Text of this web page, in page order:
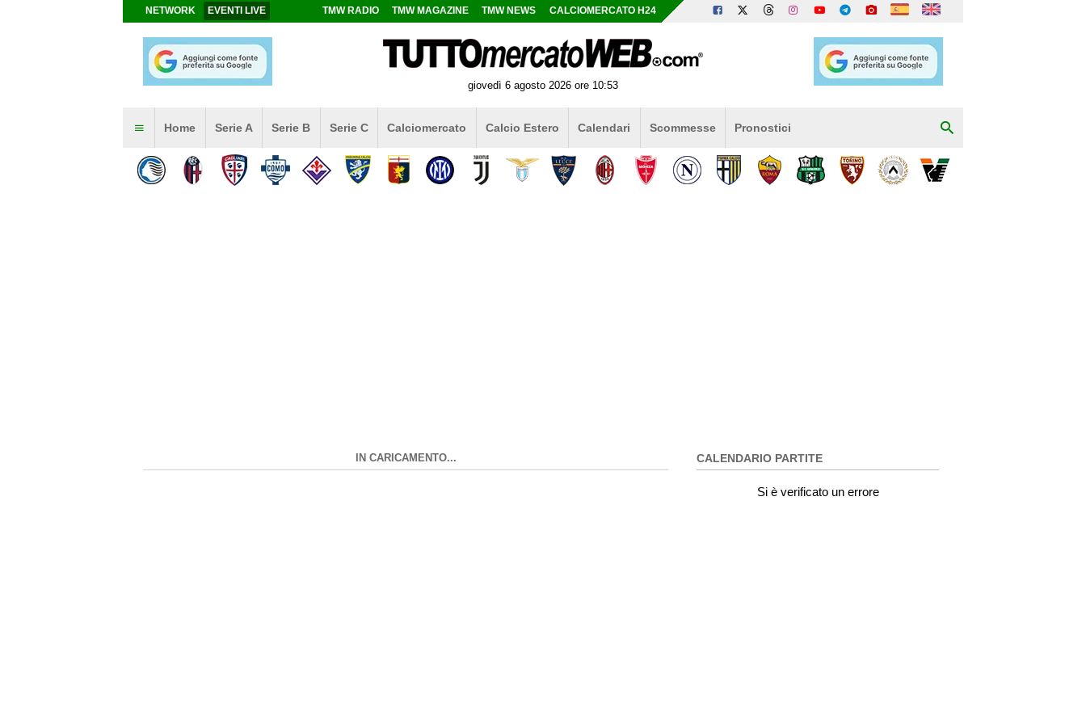
NETWORK EVENTI LIVE TMW RADIO TMW MAGAZINE TMW NEWS CALCIOMERCATO H24
giovedì 6 agosto 2026 ore 10:53
Home Serie A Serie B Serie C Calciomercato Calcio Estero Calendari Scommesse Pronostici
IN CARICAMENTO... CALENDARIO PARTITE
Si è verificato un errore